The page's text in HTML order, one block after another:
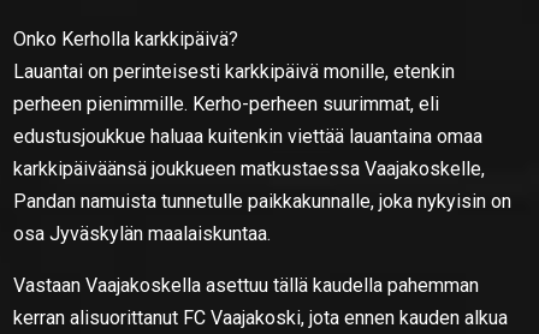
Onko Kerholla karkkipäivä?
Lauantai on perinteisesti karkkipäivä monille, etenkin
perheen pienimmille. Kerho-perheen suurimmat, eli
edustusjoukkue haluaa kuitenkin viettää lauantaina omaa
karkkipäiväänsä joukkueen matkustaessa Vaajakoskelle,
Pandan namuista tunnetulle paikkakunnalle, joka nykyisin on
osa Jyväskylän maalaiskuntaa.
Vastaan Vaajakoskella asettuu tällä kaudella pahemman
kerran alisuorittanut FC Vaajakoski, jota ennen kauden alkua